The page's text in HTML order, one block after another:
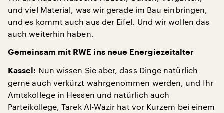
und viel Material, was wir gerade im Bau einbringen,
und es kommt auch aus der Eifel. Und wir wollen das
auch weiterhin haben.
Gemeinsam mit RWE ins neue Energiezeitalter
Kassel: Nun wissen Sie aber, dass Dinge natürlich
gerne auch verkürzt wahrgenommen werden, und Ihr
Amtskollege in Hessen und natürlich auch
Parteikollege, Tarek Al-Wazir hat vor Kurzem bei einem